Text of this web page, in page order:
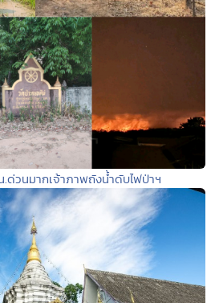
วนมากเจ้าภาพถังน้ำดับไฟป่าฯ